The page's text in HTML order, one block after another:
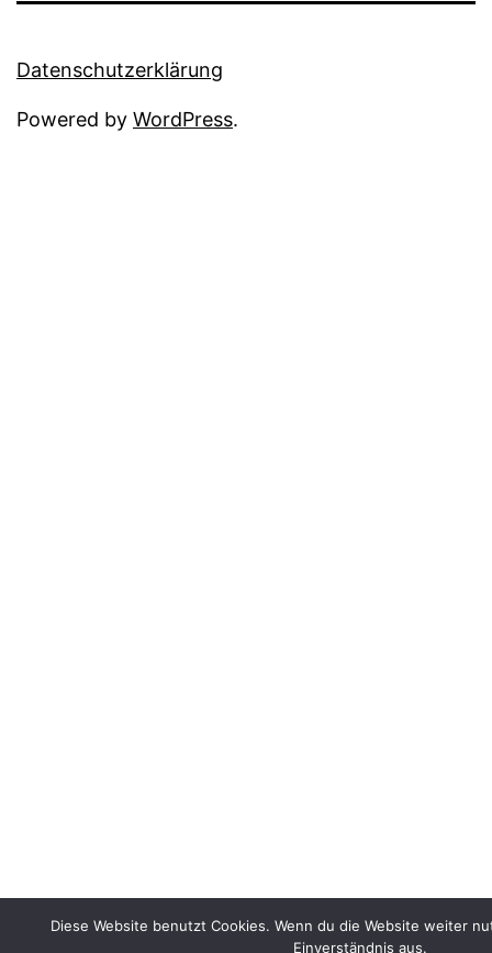
Datenschutzerklärung
Powered by WordPress.
Diese Website benutzt Cookies. Wenn du die Website weiter
Einverständnis aus.